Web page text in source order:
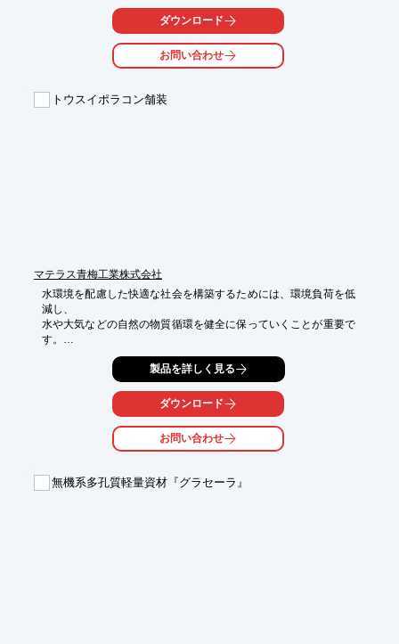
ダウンロード
お問い合わせ
トウスイポラコン舗装
マテラス青梅工業株式会社
水環境を配慮した快適な社会を構築するためには、環境負荷を低
減し、
水や大気などの自然の物質循環を健全に保っていくことが重要で
す。
水は都市内の熱を和らげ、水辺景観により心の安らぎを与えるな
人の生活環境全般に極めて重要な役割を果たしています。
トウスイポラコン舗装は、降雨の表面排水の抑制、植生・地中生
地下水の涵養など、本来自然が持つ水環境に近づける効果が得ら
製品を詳しく見る
ダウンロード
お問い合わせ
無機系多孔質軽量資材『グラセーラ』